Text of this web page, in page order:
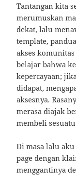
Tantangan kita
merumuskan
dekat, lalu
template,
akses
belajar bahwa
kepercayaan;
didapat,
aksesnya.
merasa diajak
membeli
Di masa lalu
page dengan
menggantinya